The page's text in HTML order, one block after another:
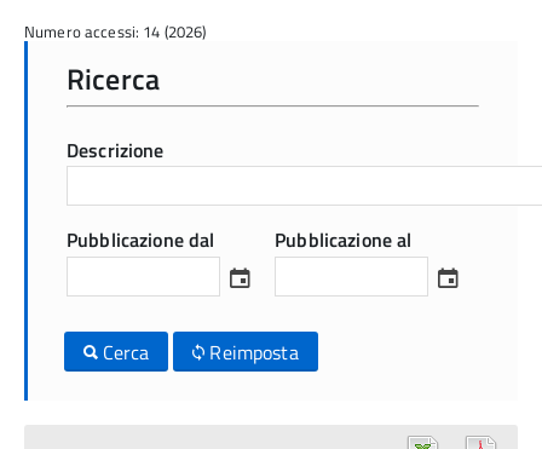
Numero accessi: 14 (2026)
Ricerca
Descrizione
Pubblicazione dal Pubblicazione al
Cerca Reimposta